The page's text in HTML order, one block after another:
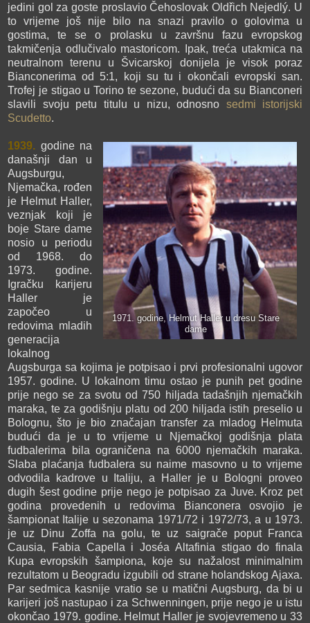
jedini gol za goste proslavio Čehoslovak Oldřich Nejedlý. U
to vrijeme još nije bilo na snazi pravilo o golovima u
gostima, te se o prolasku u završnu fazu evropskog
takmičenja odlučivalo mastoricom. Ipak, treća utakmica na
neutralnom terenu u Švicarskoj donijela je visok poraz
Bianconerima od 5:1, koji su tu i okončali evropski san.
Trofej je stigao u Torino te sezone, budući da su Bianconeri
slavili svoju petu titulu u nizu, odnosno sedmi istorijski
Scudetto.
1971. godine, Helmut Haller u dresu Stare
dame
1939. godine na
današnji dan u
Augsburgu,
Njemačka, rođen
je Helmut Haller,
veznjak koji je
boje Stare dame
nosio u periodu
od 1968. do
1973. godine.
Igračku karijeru
Haller je
započeo u
redovima mladih
generacija
lokalnog
Augsburga sa kojima je potpisao i prvi profesionalni ugovor
1957. godine. U lokalnom timu ostao je punih pet godine
prije nego se za svotu od 750 hiljada tadašnjih njemačkih
maraka, te za godišnju platu od 200 hiljada istih preselio u
Bolognu, što je bio značajan transfer za mladog Helmuta
budući da je u to vrijeme u Njemačkoj godišnja plata
fudbalerima bila ograničena na 6000 njemačkih maraka.
Slaba plaćanja fudbalera su naime masovno u to vrijeme
odvodila kadrove u Italiju, a Haller je u Bologni proveo
dugih šest godine prije nego je potpisao za Juve. Kroz pet
godina provedenih u redovima Bianconera osvojio je
šampionat Italije u sezonama 1971/72 i 1972/73, a u 1973.
je uz Dinu Zoffa na golu, te uz saigrače poput Franca
Causia, Fabia Capella i Joséa Altafinia stigao do finala
Kupa evropskih šampiona, koje su nažalost minimalnim
rezultatom u Beogradu izgubili od strane holandskog Ajaxa.
Par sedmica kasnije vratio se u matični Augsburg, da bi u
karijeri još nastupao i za Schwenningen, prije nego je u istu
okončao 1979. godine. Helmut Haller je svojevremeno u 33